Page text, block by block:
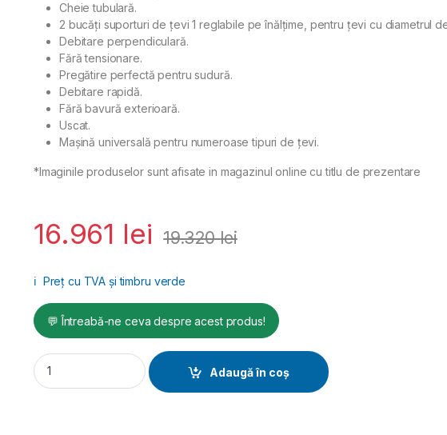
Cheie tubulară.
2 bucăți suporturi de țevi 1 reglabile pe înălțime, pentru țevi cu diametrul
Debitare perpendiculară.
Fără tensionare.
Pregătire perfectă pentru sudură.
Debitare rapidă.
Fără bavură exterioară.
Uscat.
Maşină universală pentru numeroase tipuri de ţevi.
*Imaginile produselor sunt afisate in magazinul online cu titlu de prezentare
16.961 lei 19.320lei
ℹ️ Preț cu TVA și timbru verde
💬 Întreabă-ne ceva despre acest produs!
REMS DueCento – debitare ţevi până la Ø 225 mm quantity
Adaugă în coș